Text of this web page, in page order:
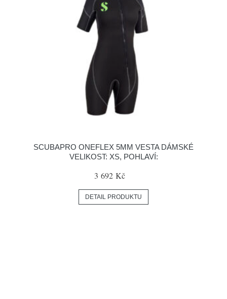
SCUBAPRO ONEFLEX 5MM VESTA DÁMSKÉ
VELIKOST: XS, POHLAVÍ:
3 692 Kč
DETAIL PRODUKTU